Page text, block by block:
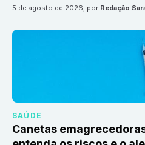
5 de agosto de 2026, por Redação
SAÚDE
Canetas